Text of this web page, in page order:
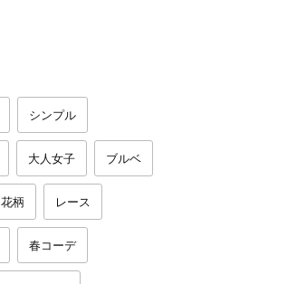
シンプル
大人女子 ブルベ
花柄 レース
春コーデ